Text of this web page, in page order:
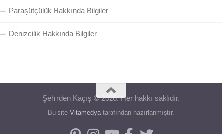
Paraşütçülük Hakkında Bilgiler
Denizcilik Hakkında Bilgiler
Şehirden Kaçış © 2026. Her hakkı saklıdır.
Bu site Vitamedya tarafından hazırlanmıştır.